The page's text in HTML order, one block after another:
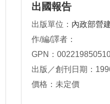
出國報告
出版單位： 內政部營
作/編/譯者：
GPN：
出版／創刊日期：
價格：未定價